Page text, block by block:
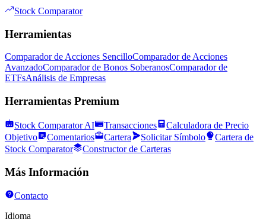
Stock Comparator
Herramientas
Comparador de Acciones SencilloComparador de Acciones
AvanzadoComparador de Bonos SoberanosComparador de
ETFsAnálisis de Empresas
Herramientas Premium
Stock Comparator AI Transacciones
Calculadora de Precio
Objetivo
Comentarios Cartera Solicitar Símbolo
Cartera de
Stock Comparator
Constructor de Carteras
Más Información
Contacto
Idioma